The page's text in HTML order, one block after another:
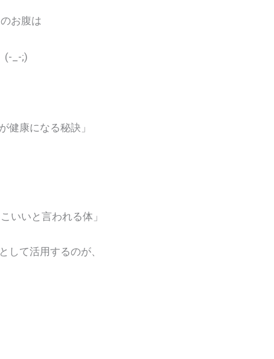
お腹は
(-_-;)
健康になる秘訣」
いと言われる体」
して活用するのが、